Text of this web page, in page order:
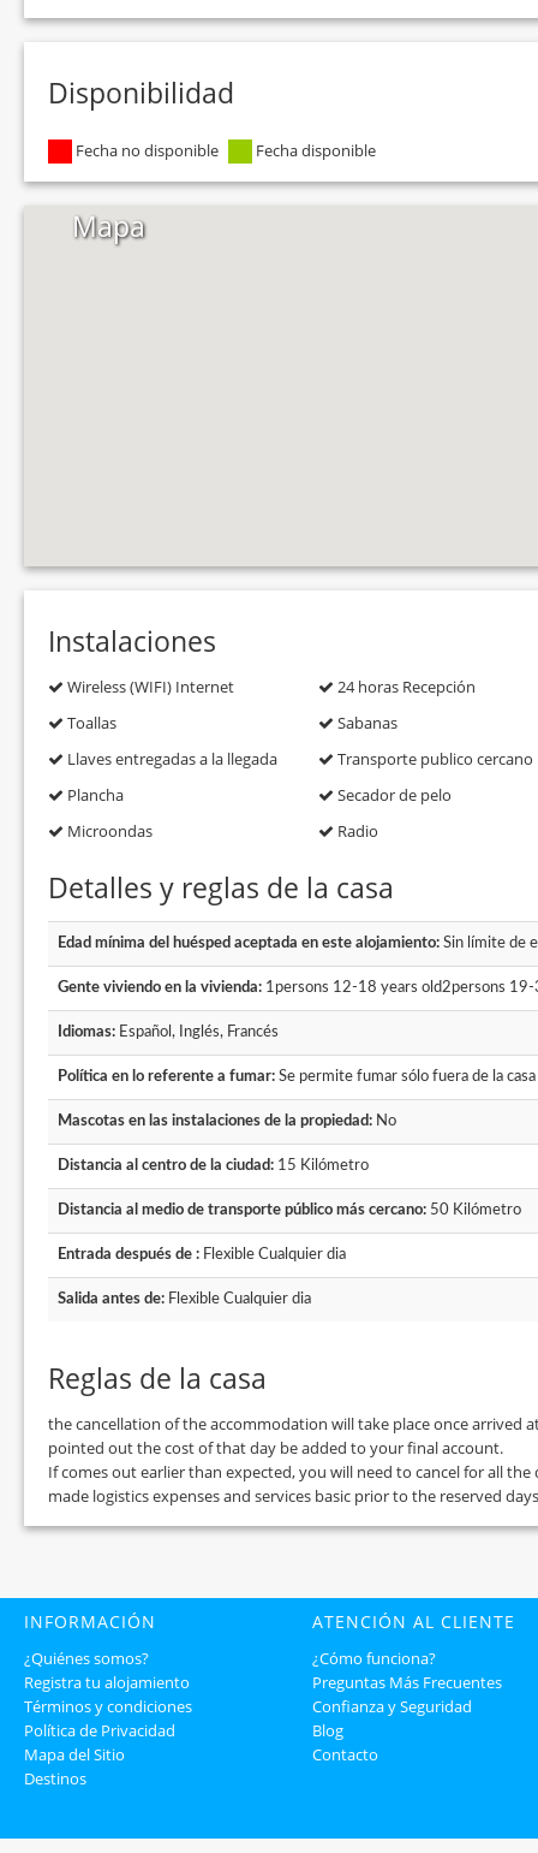
Disponibilidad
Fecha no disponible Fecha disponible
Mapa
Instalaciones
Wireless (WIFI) Internet
24 horas Recepción
Toallas
Sabanas
Llaves entregadas a la llegada
Transporte publico cercano
Plancha
Secador de pelo
Microondas
Radio
Detalles y reglas de la casa
Edad mínima del huésped aceptada en este alojamiento: Sin límite de
Gente viviendo en la vivienda: 1persons 12-18 years old2persons
Idiomas: Español, Inglés, Francés
Política en lo referente a fumar: Se permite fumar sólo fuera de la casa
Mascotas en las instalaciones de la propiedad: No
Distancia al centro de la ciudad: 15 Kilómetro
Distancia al medio de transporte público más cercano: 50 Kilómetro
Entrada después de : Flexible Cualquier dia
Salida antes de: Flexible Cualquier dia
Reglas de la casa
the cancellation of the accommodation will take place once arrived
pointed out the cost of that day be added to your final account.
If comes out earlier than expected, you will need to cancel for all
made logistics expenses and services basic prior to the reserved
INFORMACIÓN
¿Quiénes somos?
Registra tu alojamiento
Términos y condiciones
Política de Privacidad
Mapa del Sitio
Destinos
ATENCIÓN AL CLIENTE
¿Cómo funciona?
Preguntas Más Frecuentes
Confianza y Seguridad
Blog
Contacto